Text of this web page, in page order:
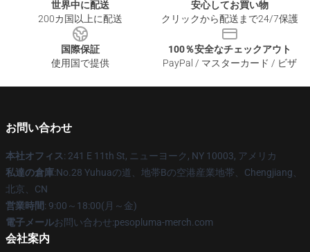
世界中に配送
200カ国以上に配送
安心してお買い物
クリックから配送まで24/7保護
国際保証
使用国で提供
100％安全なチェックアウト
PayPal / マスターカード / ビザ
お問い合わせ
本社オフィス: 241 E 11th St, ニューヨーク, NY 10003, アメリカ
私達の倉庫:No.28 Yuhuaの道、地帯Bの空港産業地帯、Chengjiang、
北京、CN
営業時間: 9:00～18:00(月～金)
電子メールお問い合わせ:pesopluma-merch.com
会社案内